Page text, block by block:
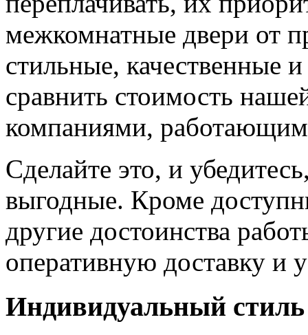
межкомнатные двери от
стильные, качественные
сравнить стоимость
компаниями,
Сделайте это, и
выгодные. Кроме
другие достоинства
оперативную доставку и
Индивидуальный стиль